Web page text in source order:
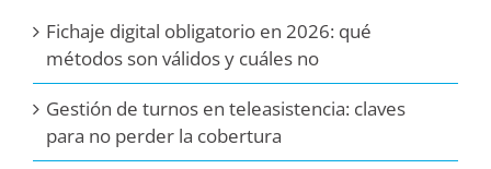
Fichaje digital obligatorio en 2026: qué
métodos son válidos y cuáles no
Gestión de turnos en teleasistencia: claves
para no perder la cobertura